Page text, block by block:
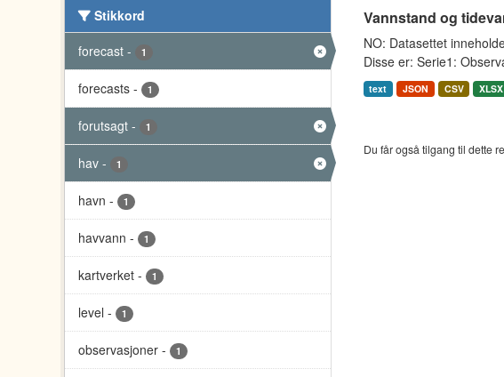
Stikkord
forecast - 1
forecasts - 1
forutsagt - 1
hav - 1
havn - 1
havvann - 1
kartverket - 1
level - 1
observasjoner - 1
Vannstand og
NO: Datasettet
Disse er: Serie1:
text JSON CSV XLSX
Du får også tilgang til dette